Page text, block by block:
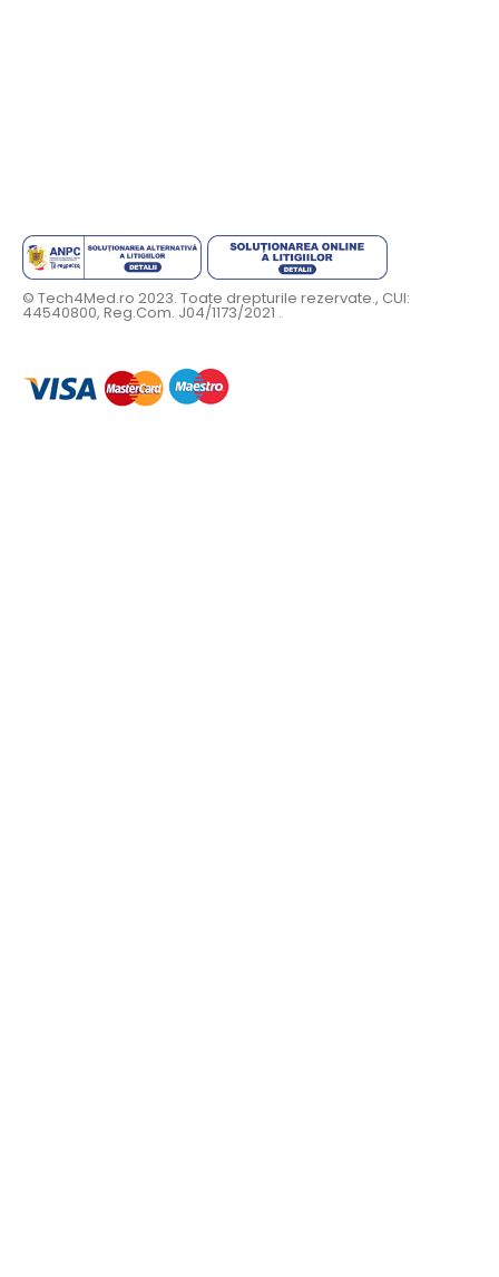
© Tech4Med.ro 2023. Toate drepturile rezervate., CUI:
44540800, Reg.Com. J04/1173/2021 .